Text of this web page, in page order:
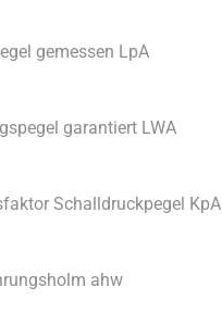
gemessen LpA
garantiert LWA
Schalldruckpegel KpA
ahw